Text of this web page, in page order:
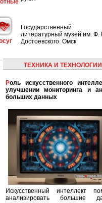
Государственный
литературный музей им. Ф.
Достоевского. Омск
ТЕХНИКА И ТЕХНОЛОГИИ
Роль искусственного интеллекта в
улучшении мониторинга и
больших данных
Искусственный интеллект
анализировать большие